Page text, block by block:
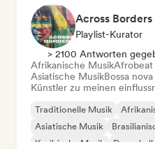
Across Borders
Playlist-Kurator
> 2100 Antworten
Afrikanische Musik
Asiatische MusikBossa nova
Künstler zu meinen
Traditionelle Musik
Asiatische Musik
Karibische Musik
Dancehall